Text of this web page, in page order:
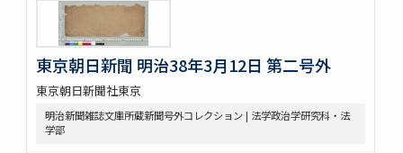
東京朝日新聞 明治38年3月12日 第二号外
東京朝日新聞社東京
明治新聞雑誌文庫所蔵新聞号外コレクション | 法学政治学研究科・法
学部